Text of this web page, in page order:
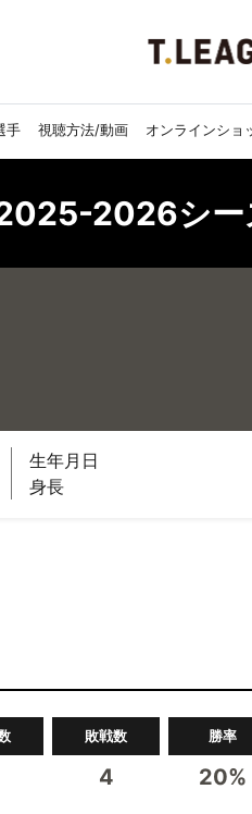
手 視聴方法/動画 オンラインショ
2026シー
生年月日
身長
敗戦数
4
勝率
20%